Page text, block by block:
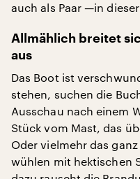
auch als Paar —in
Allmählich breitet
aus
Das Boot ist
stehen, suchen die
Ausschau nach einem
Stück vom Mast, das
Oder vielmehr das
wühlen mit hektischen